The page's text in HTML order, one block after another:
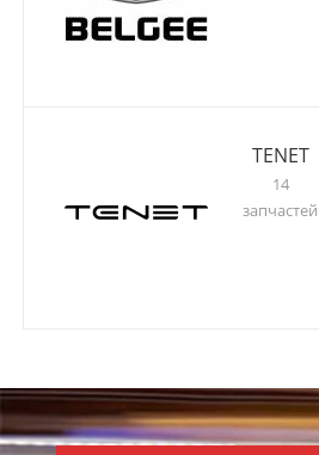
TENET
14
запчастей